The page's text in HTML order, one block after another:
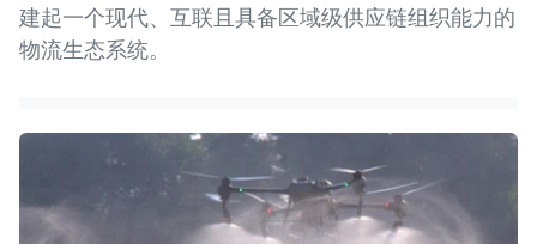
建起一个现代、互联且具备区域级供应链组织能力的
物流生态系统。